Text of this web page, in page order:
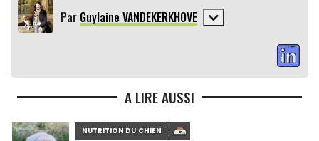
Par Guylaine VANDEKERKHOVE
A LIRE AUSSI
NUTRITION DU CHIEN